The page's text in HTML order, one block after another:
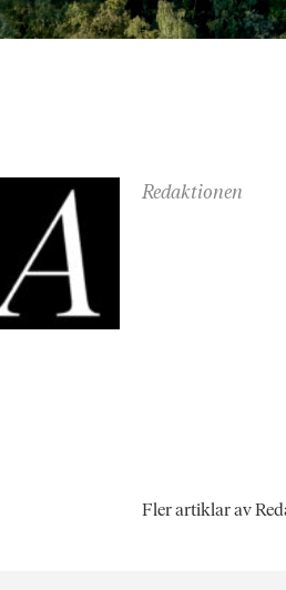
Redaktionen
Fler artiklar av